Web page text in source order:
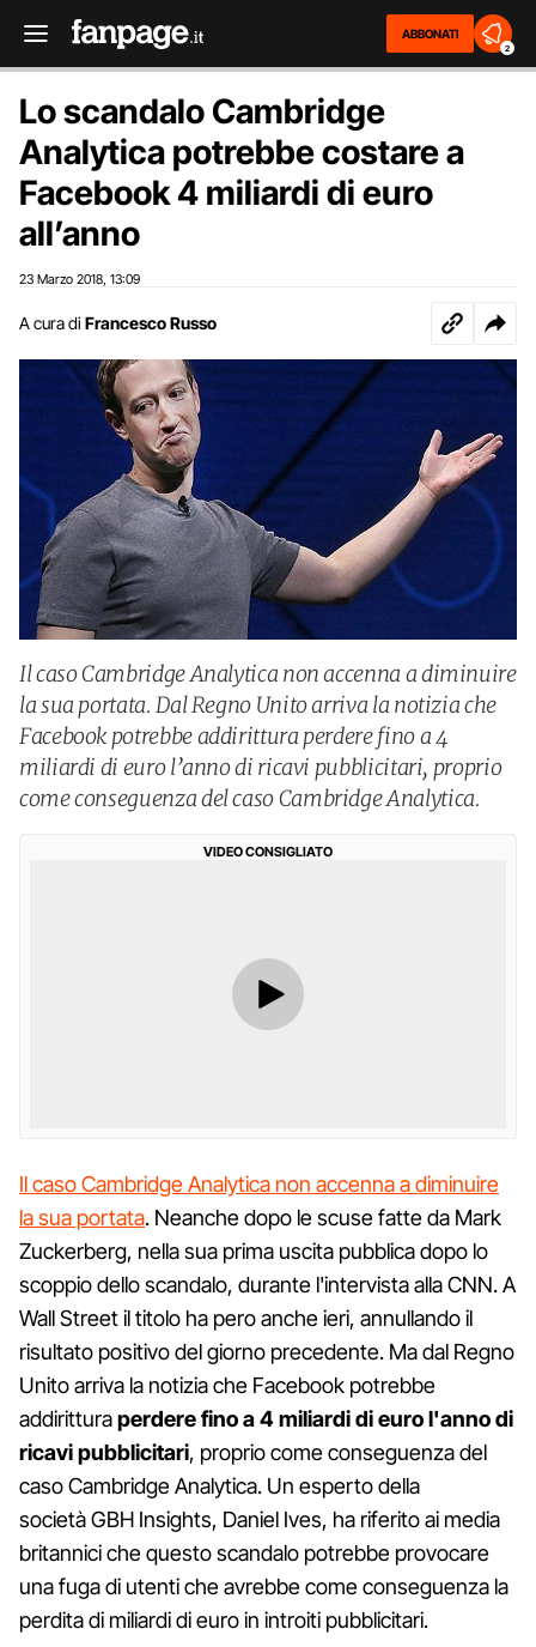
ABBONATI
2
Lo scandalo Cambridge
Analytica potrebbe costare a
Facebook 4 miliardi di euro
all’anno
23 Marzo 2018 13:09
A cura di Francesco Russo
Il caso Cambridge Analytica non accenna a diminuire
la sua portata. Dal Regno Unito arriva la notizia che
Facebook potrebbe addirittura perdere fino a 4
miliardi di euro l’anno di ricavi pubblicitari, proprio
come conseguenza del caso Cambridge Analytica.
VIDEO CONSIGLIATO
Il caso Cambridge Analytica non accenna a diminuire
la sua portata. Neanche dopo le scuse fatte da Mark
Zuckerberg, nella sua prima uscita pubblica dopo lo
scoppio dello scandalo, durante l'intervista alla CNN. A
Wall Street il titolo ha pero anche ieri, annullando il
risultato positivo del giorno precedente. Ma dal Regno
Unito arriva la notizia che Facebook potrebbe
addiritturaperdere fino a 4 miliardi di euro l'anno di
ricavi pubblicitari, proprio come conseguenza del
caso Cambridge Analytica. Un esperto della
società GBH Insights, Daniel Ives, ha riferito ai media
britannici che questo scandalo potrebbe provocare
una fuga di utenti che avrebbe come conseguenza la
perdita di miliardi di euro in introiti pubblicitari.